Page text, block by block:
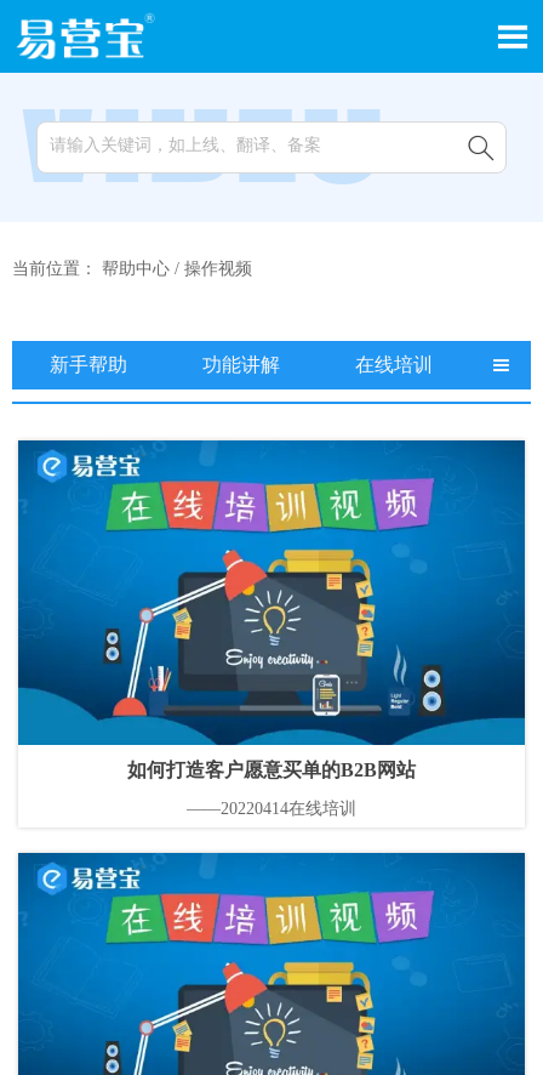


当前位置： 帮助中心 / 操作视频
新手帮助 功能讲解 在线培训 
如何打造客户愿意买单的B2B网站
——20220414在线培训